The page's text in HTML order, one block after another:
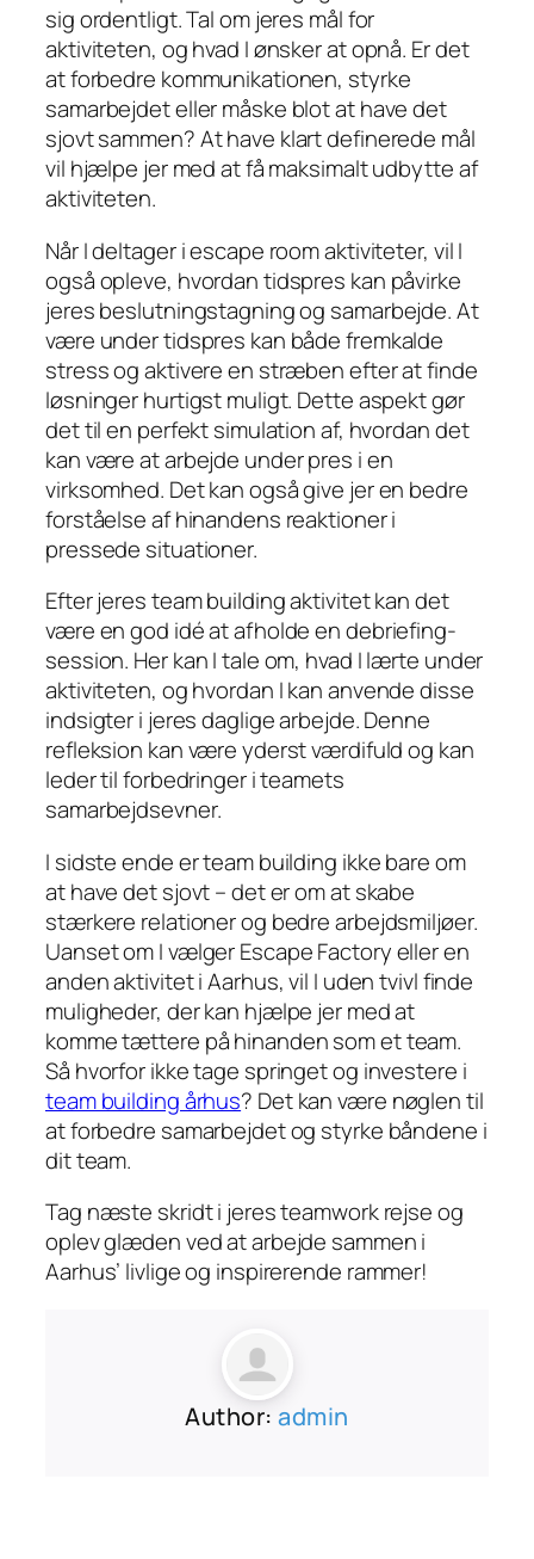
sig ordentligt. Tal om jeres mål for
aktiviteten, og hvad I ønsker at opnå. Er det
at forbedre kommunikationen, styrke
samarbejdet eller måske blot at have det
sjovt sammen? At have klart definerede mål
vil hjælpe jer med at få maksimalt udbytte af
aktiviteten.
Når I deltager i escape room aktiviteter, vil I
også opleve, hvordan tidspres kan påvirke
jeres beslutningstagning og samarbejde. At
være under tidspres kan både fremkalde
stress og aktivere en stræben efter at finde
løsninger hurtigst muligt. Dette aspekt gør
det til en perfekt simulation af, hvordan det
kan være at arbejde under pres i en
virksomhed. Det kan også give jer en bedre
forståelse af hinandens reaktioner i
pressede situationer.
Efter jeres team building aktivitet kan det
være en god idé at afholde en debriefing-
session. Her kan I tale om, hvad I lærte under
aktiviteten, og hvordan I kan anvende disse
indsigter i jeres daglige arbejde. Denne
refleksion kan være yderst værdifuld og kan
leder til forbedringer i teamets
samarbejdsevner.
I sidste ende er team building ikke bare om
at have det sjovt – det er om at skabe
stærkere relationer og bedre arbejdsmiljøer.
Uanset om I vælger Escape Factory eller en
anden aktivitet i Aarhus, vil I uden tvivl finde
muligheder, der kan hjælpe jer med at
komme tættere på hinanden som et team.
Så hvorfor ikke tage springet og investere i
team building århus? Det kan være nøglen til
at forbedre samarbejdet og styrke båndene i
dit team.
Tag næste skridt i jeres teamwork rejse og
oplev glæden ved at arbejde sammen i
Aarhus’ livlige og inspirerende rammer!
Author:admin